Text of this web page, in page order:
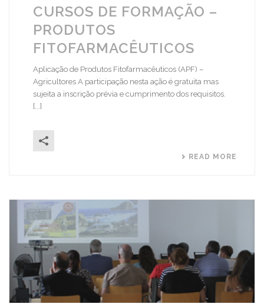
CURSOS DE FORMAÇÃO –
PRODUTOS
FITOFARMACÊUTICOS
Aplicação de Produtos Fitofarmacêuticos (APF) –
Agricultores A participação nesta ação é gratuita mas
sujeita a inscrição prévia e cumprimento dos requisitos.
[...]
READ MORE